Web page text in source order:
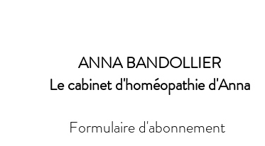
ANNA BANDOLLIER
Le cabinet d'homéopathie d'Anna
Formulaire d'abonnement